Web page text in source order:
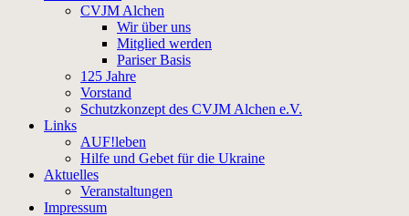
CVJM Alchen
Wir über uns
Mitglied werden
Pariser Basis
125 Jahre
Vorstand
Schutzkonzept des CVJM Alchen e.V.
Links
AUF!leben
Hilfe und Gebet für die Ukraine
Aktuelles
Veranstaltungen
Impressum